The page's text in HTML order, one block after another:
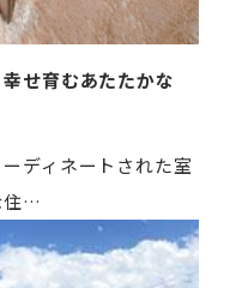
せ育むあたたかな
ディネートされた室
住…